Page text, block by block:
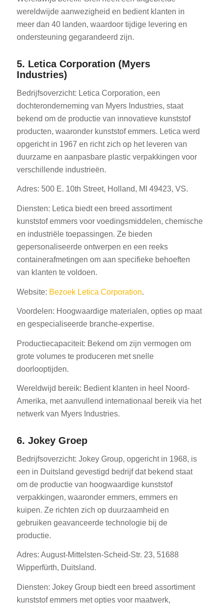
wereldwijde aanwezigheid en bedient klanten in
meer dan 40 landen, waardoor tijdige levering en
ondersteuning gegarandeerd zijn.
5. Letica Corporation (Myers
Industries)
Bedrijfsoverzicht: Letica Corporation, een
dochteronderneming van Myers Industries, staat
bekend om de productie van innovatieve kunststof
producten, waaronder kunststof emmers. Letica werd
opgericht in 1967 en richt zich op het leveren van
duurzame en aanpasbare plastic verpakkingen voor
verschillende industrieën.
Adres: 500 E. 10th Street, Holland, MI 49423, VS.
Diensten: Letica biedt een breed assortiment
kunststof emmers voor voedingsmiddelen, chemische
en industriële toepassingen. Ze bieden
gepersonaliseerde ontwerpen en een reeks
containerafmetingen om aan specifieke behoeften
van klanten te voldoen.
Website: Bezoek Letica Corporation.
Voordelen: Hoogwaardige materialen, opties op maat
en gespecialiseerde branche-expertise.
Productiecapaciteit: Bekend om zijn vermogen om
grote volumes te produceren met snelle
doorlooptijden.
Wereldwijd bereik: Bedient klanten in heel Noord-
Amerika, met aanvullend internationaal bereik via het
netwerk van Myers Industries.
6. Jokey Groep
Bedrijfsoverzicht: Jokey Group, opgericht in 1968, is
een in Duitsland gevestigd bedrijf dat bekend staat
om de productie van hoogwaardige kunststof
verpakkingen, waaronder emmers, emmers en
kuipen. Ze richten zich op duurzaamheid en
gebruiken geavanceerde technologie bij de
productie.
Adres: August-Mittelsten-Scheid-Str. 23, 51688
Wipperfürth, Duitsland.
Diensten: Jokey Group biedt een breed assortiment
kunststof emmers met opties voor maatwerk,